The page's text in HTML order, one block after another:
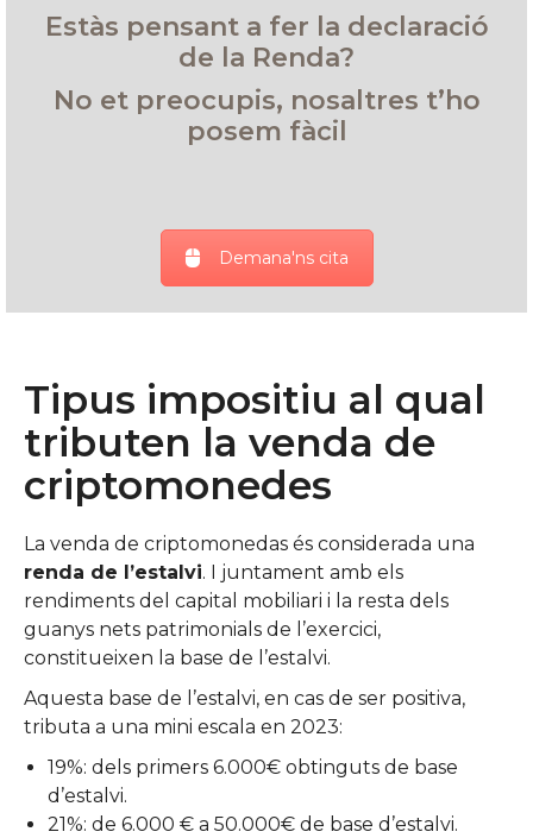
Estàs pensant a fer la declaració
de la Renda?
No et preocupis, nosaltres t’ho
posem fàcil
Demana'ns cita
Tipus impositiu al qual
tributen la venda de
criptomonedes
La venda de criptomonedas és considerada una
renda de l’estalvi. I juntament amb els
rendiments del capital mobiliari i la resta dels
guanys nets patrimonials de l’exercici,
constitueixen la base de l’estalvi.
Aquesta base de l’estalvi, en cas de ser positiva,
tributa a una mini escala en 2023:
19%: dels primers 6.000€ obtinguts de base
d’estalvi.
21%: de 6.000 € a 50.000€ de base d’estalvi.